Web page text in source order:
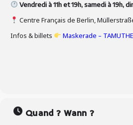
Vendredi à 11h et 19h, samedi à 19h,
Centre Français de Berlin,
Infos & billets
Maskerade –
Quand ? Wann ?